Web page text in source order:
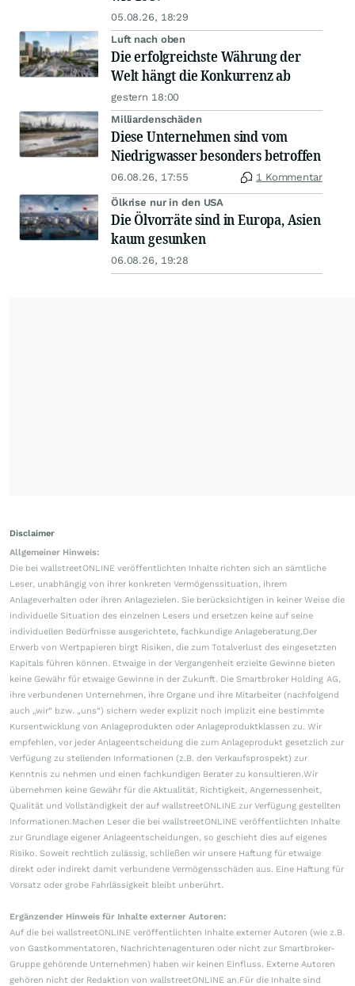
05.08.26, 18:29
Luft nach oben
Die erfolgreichste Währung der
Welt hängt die Konkurrenz ab
gestern 18:00
Milliardenschäden
Diese Unternehmen sind vom
Niedrigwasser besonders betroffen
06.08.26, 17:55 1 Kommentar
Ölkrise nur in den USA
Die Ölvorräte sind in Europa, Asien
kaum gesunken
06.08.26, 19:28
Disclaimer
Allgemeiner Hinweis:
Die bei wallstreetONLINE veröffentlichten Inhalte richten sich an sämtliche
Leser, unabhängig von ihrer konkreten Vermögenssituation, ihrem
Anlageverhalten oder ihren Anlagezielen. Sie berücksichtigen in keiner Weise die
individuelle Situation des einzelnen Lesers und ersetzen keine auf seine
individuellen Bedürfnisse ausgerichtete, fachkundige Anlageberatung.Der
Erwerb von Wertpapieren birgt Risiken, die zum Totalverlust des eingesetzten
Kapitals führen können. Etwaige in der Vergangenheit erzielte Gewinne bieten
keine Gewähr für etwaige Gewinne in der Zukunft. Die Smartbroker Holding AG,
ihre verbundenen Unternehmen, ihre Organe und ihre Mitarbeiter (nachfolgend
auch „wir“ bzw. „uns“) sichern weder explizit noch implizit eine bestimmte
Kursentwicklung von Anlageprodukten oder Anlageproduktklassen zu. Wir
empfehlen, vor jeder Anlageentscheidung die zum Anlageprodukt gesetzlich zur
Verfügung zu stellenden Informationen (z.B. den Verkaufsprospekt) zur
Kenntnis zu nehmen und einen fachkundigen Berater zu konsultieren.Wir
übernehmen keine Gewähr für die Aktualität, Richtigkeit, Angemessenheit,
Qualität und Vollständigkeit der auf wallstreetONLINE zur Verfügung gestellten
Informationen.Machen Leser die bei wallstreetONLINE veröffentlichten Inhalte
zur Grundlage eigener Anlageentscheidungen, so geschieht dies auf eigenes
Risiko. Soweit rechtlich zulässig, schließen wir unsere Haftung für etwaige
direkt oder indirekt damit verbundene Vermögensschäden aus. Eine Haftung für
Vorsatz oder grobe Fahrlässigkeit bleibt unberührt.
Ergänzender Hinweis für Inhalte externer Autoren:
Auf die bei wallstreetONLINE veröffentlichten Inhalte externer Autoren (wie z.B.
von Gastkommentatoren, Nachrichtenagenturen oder nicht zur Smartbroker-
Gruppe gehörende Unternehmen) haben wir keinen Einfluss. Externe Autoren
gehören nicht der Redaktion von wallstreetONLINE an.Für die Inhalte sind